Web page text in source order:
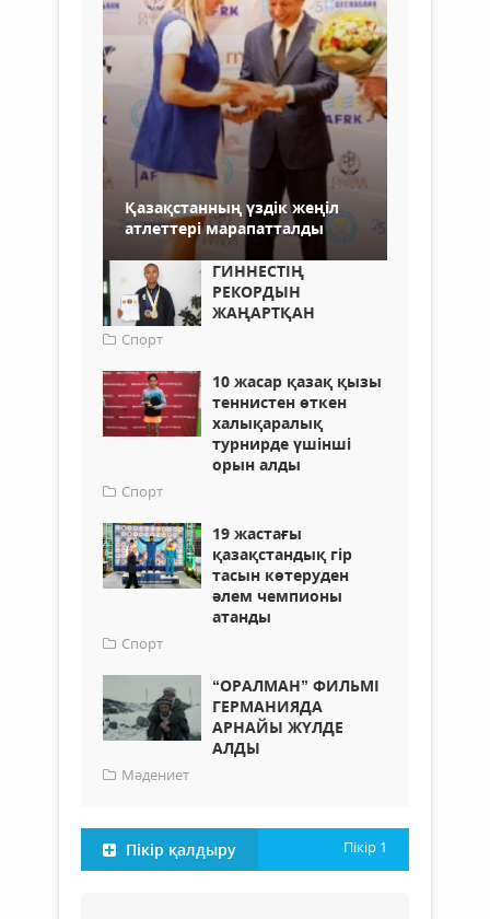
Қазақстанның үздік жеңіл
атлеттері марапатталды
ГИННЕСТІҢ
РЕКОРДЫН
ЖАҢАРТҚАН
Спорт
10 жасар қазақ қызы
теннистен өткен
халықаралық
турнирде үшінші
орын алды
Спорт
19 жастағы
қазақстандық гір
тасын көтеруден
әлем чемпионы
атанды
Спорт
“ОРАЛМАН” ФИЛЬМІ
ГЕРМАНИЯДА
АРНАЙЫ ЖҮЛДЕ
АЛДЫ
Мәдениет
Пікір қалдыру Пікір 1